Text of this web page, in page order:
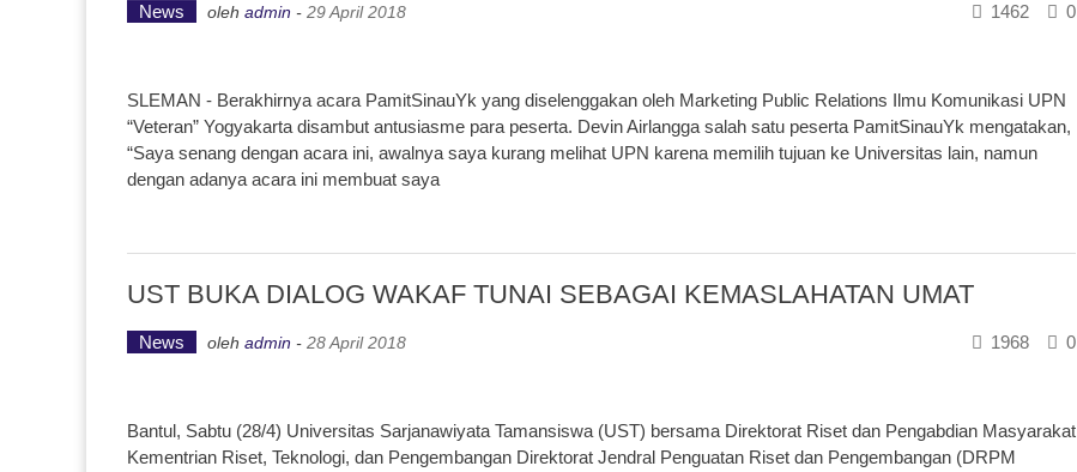
News oleh admin - 29 April 2018 0
1462
SLEMAN - Berakhirnya acara PamitSinauYk yang diselenggakan oleh Marketing Public Relations Ilmu Komunikasi UPN
“Veteran” Yogyakarta disambut antusiasme para peserta. Devin Airlangga salah satu peserta PamitSinauYk mengatakan,
“Saya senang dengan acara ini, awalnya saya kurang melihat UPN karena memilih tujuan ke Universitas lain, namun
dengan adanya acara ini membuat saya
UST BUKA DIALOG WAKAF TUNAI SEBAGAI KEMASLAHATAN UMAT
News oleh admin - 28 April 2018 0
1968
Bantul, Sabtu (28/4) Universitas Sarjanawiyata Tamansiswa (UST) bersama Direktorat Riset dan Pengabdian Masyarakat
Kementrian Riset, Teknologi, dan Pengembangan Direktorat Jendral Penguatan Riset dan Pengembangan (DRPM